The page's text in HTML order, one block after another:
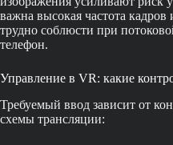
важна высокая частота
трудно соблюсти при
телефон.
Управление в VR: какие
Требуемый ввод зависит от
схемы трансляции: